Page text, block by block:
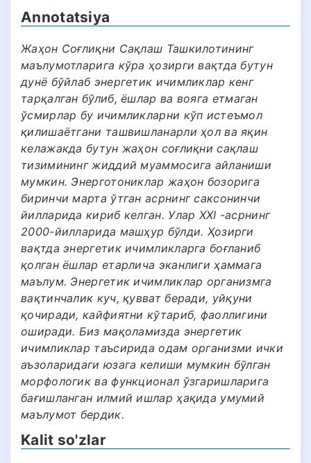
Annotatsiya
Жаҳон Соғлиқни Сақлаш Ташкилотининг
маълумотларига кўра ҳозирги вақтда бутун
дунё бўйлаб энергетик ичимликлар кенг
тарқалган бўлиб, ёшлар ва вояга етмаган
ўсмирлар бу ичимликларни кўп истеъмол
қилишаётгани ташвишланарли ҳол ва яқин
келажакда бутун жаҳон соғлиқни сақлаш
тизимининг жиддий муаммосига айланиши
мумкин. Энерготониклар жаҳон бозорига
биринчи марта ўтган асрнинг саксонинчи
йилларида кириб келган. Улар XXI -асрнинг
2000-йилларида машҳур бўлди. Ҳозирги
вақтда энергетик ичимликларга боғланиб
қолган ёшлар етарлича эканлиги ҳаммага
маълум. Энергетик ичимликлар организмга
вақтинчалик куч, қувват беради, уйқуни
қочиради, кайфиятни кўтариб, фаоллигини
оширади. Биз мақоламизда энергетик
ичимликлар таъсирида одам организми ички
аъзоларидаги юзага келиши мумкин бўлган
морфологик ва функционал ўзгаришларига
бағишланган илмий ишлар ҳақида умумий
маълумот бердик.
Kalit so'zlar